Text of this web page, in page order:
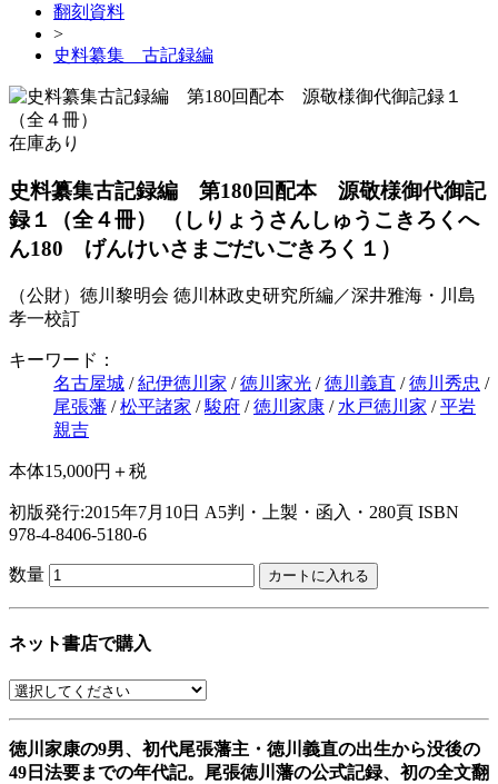
翻刻資料
>
史料纂集 古記録編
在庫あり
史料纂集古記録編 第180回配本 源敬様御代御記
録１（全４冊）
（しりょうさんしゅうこきろくへ
ん180 げんけいさまごだいごきろく１）
（公財）徳川黎明会 徳川林政史研究所編／深井雅海・川島
孝一校訂
キーワード：
名古屋城 /紀伊徳川家 /徳川家光 /徳川義直 /徳川秀忠 /
尾張藩 /松平諸家 /駿府 /徳川家康 / 水戸徳川家 /平岩
親吉
本体15,000円＋税
初版発行:2015年7月10日 A5判・上製・函入・280頁 ISBN
978-4-8406-5180-6
数量
ネット書店で購入
徳川家康の9男、初代尾張藩主・徳川義直の出生から没後の
49日法要までの年代記。尾張徳川藩の公式記録、初の全文翻